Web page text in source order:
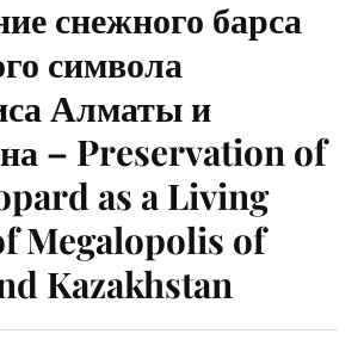
снежного барса
символа
Алматы и
– Preservation of
as a Living
Megalopolis of
Kazakhstan